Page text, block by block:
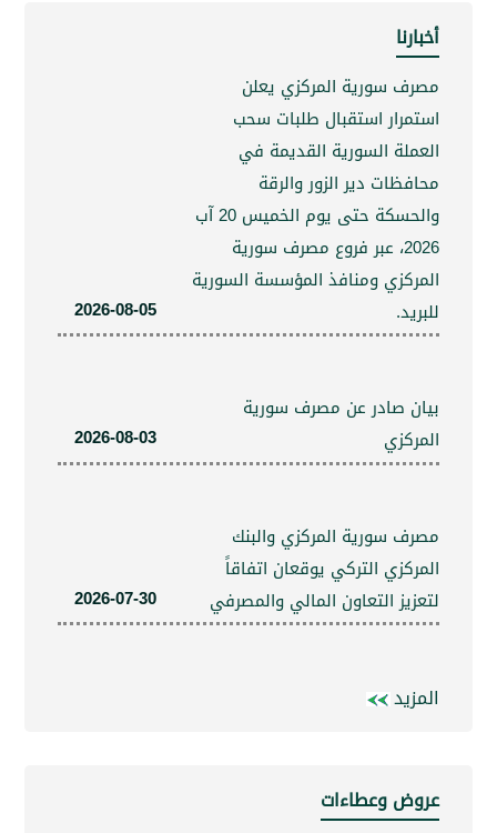
سورية المركزي يعلن
استقبال طلبات سحب
السورية القديمة في
دير الزور والرقة
والحسكة حتى يوم الخميس 20 آب
2026، عبر فروع مصرف سورية
ومنافذ المؤسسة السورية
صادر عن مصرف سورية
سورية المركزي والبنك
التركي يوقعان اتفاقاً
التعاون المالي والمصرفي
2026-07-30
وعطاءات